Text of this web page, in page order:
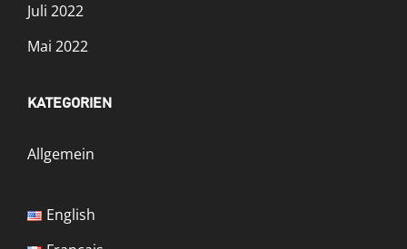
Juli 2022
Mai 2022
KATEGORIEN
Allgemein
English